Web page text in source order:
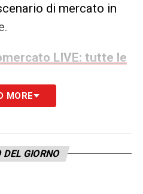
di mercato in
LIVE: tutte le
MORE
DEL GIORNO